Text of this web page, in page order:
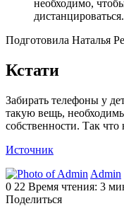
необходимо,
дистанцироваться.
Подготовила Наталья
Кстати
Забирать телефоны у
такую вещь,
собственности. Так
Источник
Admin
0 22 Время чтения: 3
Поделиться